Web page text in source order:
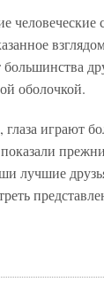
оболочкой.
глаза играют
лучшие